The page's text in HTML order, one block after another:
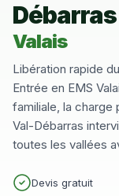
Débarras
Valais
Libération rapide
Entrée en EMS
familiale, la charge
Val-Débarras
toutes les vallées
Devis gratuit